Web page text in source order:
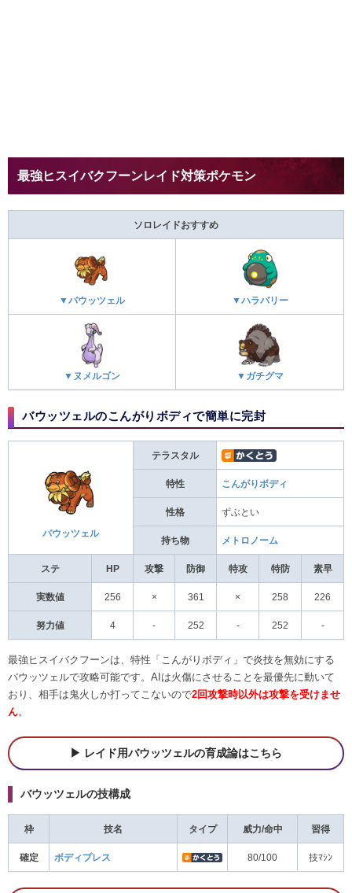
最強ヒスイバクフーンレイド対策ポケモン
ソロレイドおすすめ
▼バウッツェル ▼ハラバリー
▼ヌメルゴン ▼ガチグマ
バウッツェルのこんがりボディで簡単に完封
バウッツェル
テラスタル
特性 こんがりボディ
性格 ずぶとい
持ち物 メトロノーム
ステ HP 攻撃 防御 特攻 特防 素早
実数値 256 × 361 × 258 226
努力値 4 - 252 - 252 -
最強ヒスイバクフーンは、特性「こんがりボディ」で炎技を無効にする
バウッツェルで攻略可能です。AIは火傷にさせることを最優先に動いて
おり、相手は鬼火しか打ってこないので2回攻撃時以外は攻撃を受けませ
ん。
レイド用バウッツェルの育成論はこちら
バウッツェルの技構成
枠 技名 タイプ 威力/命中 習得
確定 ボディプレス 80/100 技ﾏｼﾝ